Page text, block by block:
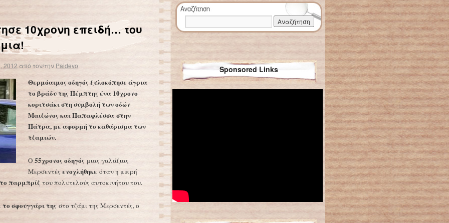
10χρονη επειδή… του
2012 από τον/την Paidevo
Θερμόαιμος οδηγός ξυλοκόπησε άγρια
το βράδυ της Πέμπτης ένα 10χρονο
κοριτσάκι στη συμβολή των οδών
Μαιζώνος και Παπαφλέσσα στην
Πάτρα, με αφορμή το καθάρισμα των
τζαμιών.
Ο 55χρονος οδηγός μιας γαλάζιας
Μερσεντές ενοχλήθηκε όταν η μικρή
παρμπρίζ του πολυτελούς αυτοκινήτου του.
σφουγγάρι της στο τζάμι της Μερσεντές, ο
Sponsored Links